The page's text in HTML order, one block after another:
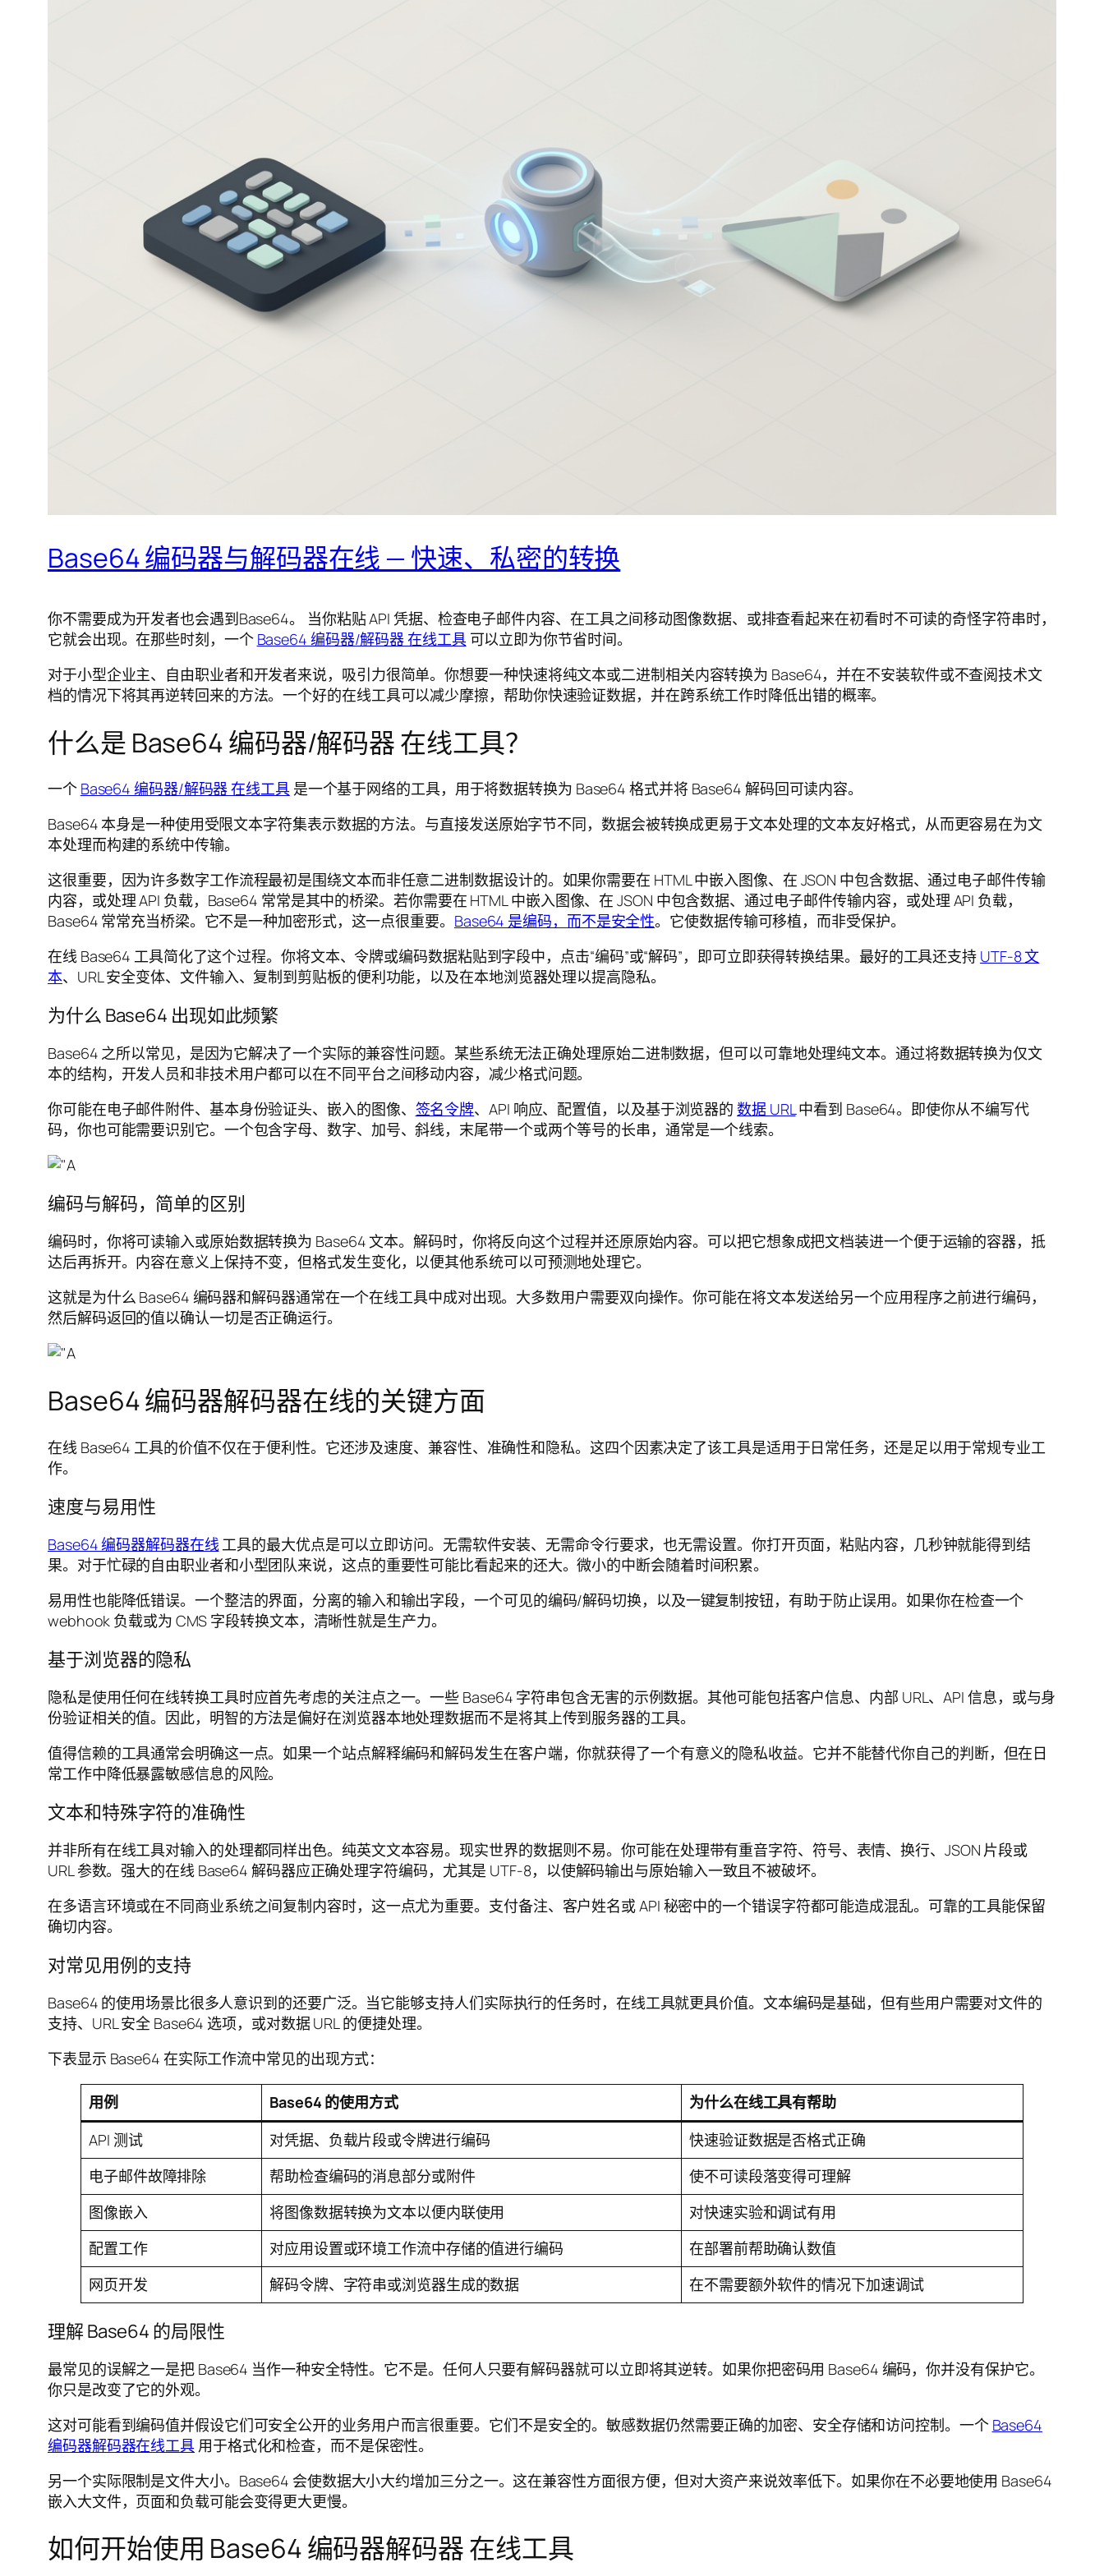
Base64 编码器与解码器在线 — 快速、私密的转换
你不需要成为开发者也会遇到Base64。 当你粘贴 API 凭据、检查电子邮件内容、在工具之间移动图像数据、或排查看起来在初看时不可读的奇怪字符串时，
它就会出现。在那些时刻，一个 Base64 编码器/解码器 在线工具可以立即为你节省时间。
对于小型企业主、自由职业者和开发者来说，吸引力很简单。你想要一种快速将纯文本或二进制相关内容转换为 Base64，并在不安装软件或不查阅技术文
档的情况下将其再逆转回来的方法。一个好的在线工具可以减少摩擦，帮助你快速验证数据，并在跨系统工作时降低出错的概率。
什么是 Base64 编码器/解码器 在线工具？
一个 Base64 编码器/解码器 在线工具是一个基于网络的工具，用于将数据转换为 Base64 格式并将 Base64 解码回可读内容。
Base64 本身是一种使用受限文本字符集表示数据的方法。与直接发送原始字节不同，数据会被转换成更易于文本处理的文本友好格式，从而更容易在为文
本处理而构建的系统中传输。
这很重要，因为许多数字工作流程最初是围绕文本而非任意二进制数据设计的。如果你需要在 HTML 中嵌入图像、在 JSON 中包含数据、通过电子邮件传输
内容，或处理 API 负载，Base64 常常是其中的桥梁。若你需要在 HTML 中嵌入图像、在 JSON 中包含数据、通过电子邮件传输内容，或处理 API 负载，
Base64 常常充当桥梁。它不是一种加密形式，这一点很重要。 Base64 是编码，而不是安全性。它使数据传输可移植，而非受保护。
在线 Base64 工具简化了这个过程。你将文本、令牌或编码数据粘贴到字段中，点击“编码”或“解码”，即可立即获得转换结果。最好的工具还支持 UTF-8 文
本、URL 安全变体、文件输入、复制到剪贴板的便利功能，以及在本地浏览器处理以提高隐私。
为什么 Base64 出现如此频繁
Base64 之所以常见，是因为它解决了一个实际的兼容性问题。某些系统无法正确处理原始二进制数据，但可以可靠地处理纯文本。通过将数据转换为仅文
本的结构，开发人员和非技术用户都可以在不同平台之间移动内容，减少格式问题。
你可能在电子邮件附件、基本身份验证头、嵌入的图像、 签名令牌、API 响应、配置值，以及基于浏览器的数据 URL中看到 Base64。即使你从不编写代
码，你也可能需要识别它。一个包含字母、数字、加号、斜线，末尾带一个或两个等号的长串，通常是一个线索。
编码与解码，简单的区别
编码时，你将可读输入或原始数据转换为 Base64 文本。解码时，你将反向这个过程并还原原始内容。可以把它想象成把文档装进一个便于运输的容器，抵
达后再拆开。内容在意义上保持不变，但格式发生变化，以便其他系统可以可预测地处理它。
这就是为什么 Base64 编码器和解码器通常在一个在线工具中成对出现。大多数用户需要双向操作。你可能在将文本发送给另一个应用程序之前进行编码，
然后解码返回的值以确认一切是否正确运行。
Base64 编码器解码器在线的关键方面
在线 Base64 工具的价值不仅在于便利性。它还涉及速度、兼容性、准确性和隐私。这四个因素决定了该工具是适用于日常任务，还是足以用于常规专业工
作。
速度与易用性
Base64 编码器解码器在线工具的最大优点是可以立即访问。无需软件安装、无需命令行要求，也无需设置。你打开页面，粘贴内容，几秒钟就能得到结
果。对于忙碌的自由职业者和小型团队来说，这点的重要性可能比看起来的还大。微小的中断会随着时间积累。
易用性也能降低错误。一个整洁的界面，分离的输入和输出字段，一个可见的编码/解码切换，以及一键复制按钮，有助于防止误用。如果你在检查一个
webhook 负载或为 CMS 字段转换文本，清晰性就是生产力。
基于浏览器的隐私
隐私是使用任何在线转换工具时应首先考虑的关注点之一。一些 Base64 字符串包含无害的示例数据。其他可能包括客户信息、内部 URL、API 信息，或与身
份验证相关的值。因此，明智的方法是偏好在浏览器本地处理数据而不是将其上传到服务器的工具。
值得信赖的工具通常会明确这一点。如果一个站点解释编码和解码发生在客户端，你就获得了一个有意义的隐私收益。它并不能替代你自己的判断，但在日
常工作中降低暴露敏感信息的风险。
文本和特殊字符的准确性
并非所有在线工具对输入的处理都同样出色。纯英文文本容易。现实世界的数据则不易。你可能在处理带有重音字符、符号、表情、换行、JSON 片段或
URL 参数。强大的在线 Base64 解码器应正确处理字符编码，尤其是 UTF-8，以使解码输出与原始输入一致且不被破坏。
在多语言环境或在不同商业系统之间复制内容时，这一点尤为重要。支付备注、客户姓名或 API 秘密中的一个错误字符都可能造成混乱。可靠的工具能保留
确切内容。
对常见用例的支持
Base64 的使用场景比很多人意识到的还要广泛。当它能够支持人们实际执行的任务时，在线工具就更具价值。文本编码是基础，但有些用户需要对文件的
支持、URL 安全 Base64 选项，或对数据 URL 的便捷处理。
下表显示 Base64 在实际工作流中常见的出现方式：
用例 Base64 的使用方式
为什么在线工具有帮助
API 测试
对凭据、负载片段或令牌进行编码
快速验证数据是否格式正确
电子邮件故障排除
帮助检查编码的消息部分或附件
使不可读段落变得可理解
图像嵌入
将图像数据转换为文本以便内联使用
对快速实验和调试有用
配置工作
对应用设置或环境工作流中存储的值进行编码
在部署前帮助确认数值
网页开发
解码令牌、字符串或浏览器生成的数据 在不需要额外软件的情况下加速调试
理解 Base64 的局限性
最常见的误解之一是把 Base64 当作一种安全特性。它不是。任何人只要有解码器就可以立即将其逆转。如果你把密码用 Base64 编码，你并没有保护它。
你只是改变了它的外观。
这对可能看到编码值并假设它们可安全公开的业务用户而言很重要。它们不是安全的。敏感数据仍然需要正确的加密、安全存储和访问控制。一个 Base64
编码器解码器在线工具 用于格式化和检查，而不是保密性。
另一个实际限制是文件大小。Base64 会使数据大小大约增加三分之一。这在兼容性方面很方便，但对大资产来说效率低下。如果你在不必要地使用 Base64
嵌入大文件，页面和负载可能会变得更大更慢。
如何开始使用 Base64 编码器解码器 在线工具